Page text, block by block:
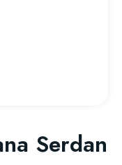
Serdan